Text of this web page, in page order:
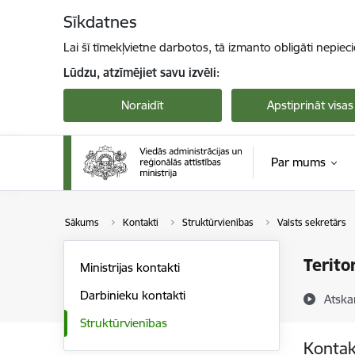
Sīkdatnes
Lai šī tīmekļvietne darbotos, tā izmanto obligāti
Lūdzu, atzīmējiet savu izvēli:
Noraidīt Apstiprināt visas
Par mums
Sākums Kontakti Struktūrvienības Valsts sekretārs
Ministrijas kontakti
Darbinieku kontakti
Struktūrvienības